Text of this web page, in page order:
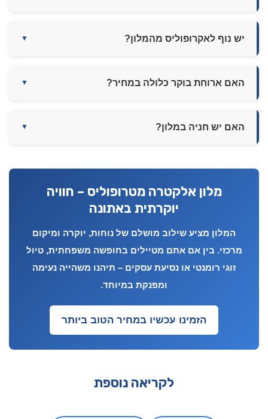
יש נוף לאקרופוליס מהמלון? ▼
האם ארוחת בוקר כלולה במחיר? ▼
האם יש חניה במלון? ▼
מלון אלקטרה מטרופוליס – חוויה
יוקרתית באתונה
המלון מציע שילוב מושלם של נוחות, יוקרה ומיקום
מרכזי. בין אם אתם מטיילים בחופשה משפחתית, טיול
זוגי רומנטי או נסיעת עסקים – תיהנו משהייה נעימה
ומפנקת במיוחד.
הזמינו עכשיו במחיר הטוב ביותר
לקריאה נוספת